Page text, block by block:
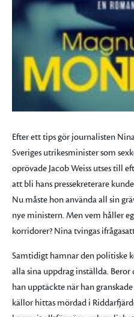
Efter ett tips gör journalisten
Sveriges utrikesminister som
oprövade Jacob Weiss utses till
att bli hans pressekreterare
Nu måste hon använda all sin
nye ministern. Men vem håller
korridorer? Nina tvingas
Samtidigt hamnar den politiske
alla sina uppdrag inställda.
han upptäckte när han
källor hittas mördad i